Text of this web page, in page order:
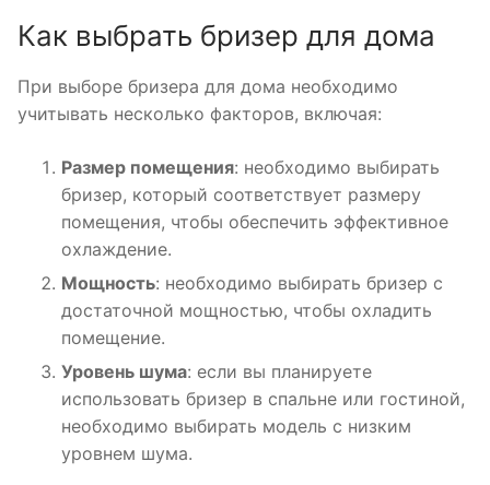
Как выбрать бризер для дома
При выборе бризера для дома необходимо
учитывать несколько факторов, включая:
Размер помещения: необходимо выбирать
бризер, который соответствует размеру
помещения, чтобы обеспечить эффективное
охлаждение.
Мощность: необходимо выбирать бризер с
достаточной мощностью, чтобы охладить
помещение.
Уровень шума: если вы планируете
использовать бризер в спальне или гостиной,
необходимо выбирать модель с низким
уровнем шума.